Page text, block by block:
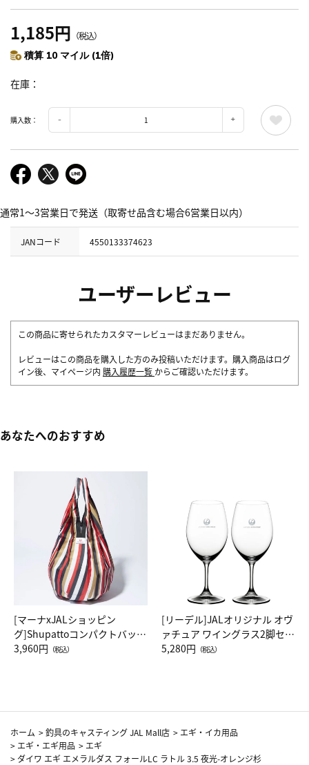
1,185円 （税込）
積算 10 マイル (1倍)
在庫
購入数：
通常1～3営業日で発送（取寄せ品含む場合6営業日以内）
JANコード 4550133374623
ユーザーレビュー
この商品に寄せられたカスタマーレビューはまだありません。
レビューはこの商品を購入した方のみ投稿いただけます。購入商品はログ
イン後、マイページ内 購入履歴一覧 からご確認いただけます。
あなたへのおすすめ
[マーナxJALショッピン
グ]Shupattoコンパクトバッグ
Drop JAL客室乗務員（LC）ス
3,960円 （税込）
[リーデル]JALオリジナル オヴ
ァチュア ワイングラス2脚セッ
ト（レッドワイン）
5,280円 （税込）
ホーム >釣具のキャスティング JAL Mall店 > エギ・イカ用品
> エギ・エギ用品 > エギ
> ダイワ エギ エメラルダス フォールLC ラトル 3.5 夜光-オレンジ杉